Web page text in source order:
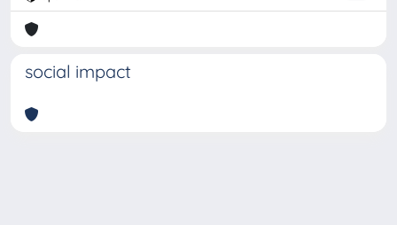
social impact